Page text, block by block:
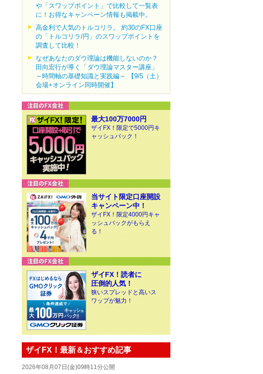
や「スワップポイント」で比較して一覧表
に！お得なキャンペーン情報も掲載中。
高金利で人気のトルコリラ。 約30のFX口座
の「トルコリラ/円」のスワップポイントを
調査して比較！
なぜあなたのダウ理論は機能しないのか？
田向宏行が導く「ダウ理論マスター講座」
～時間軸の基礎知識と実践編～ 【9/5（土）
会場+オンライン同時開催】
最大100万7000円
ザイFX！限定で5000円キ
ャッシュバック！
当サイト限定口座開設
キャンペーン中！
ザイFX！限定4000円キャ
ッシュバックがもらえ
る！
ザイFX！読者に
圧倒的人気！
狭いスプレッドと高いス
ワップが魅力！
ザイFX！最新＆おすすめ記事
2026年08月07日(金)09時11分公開